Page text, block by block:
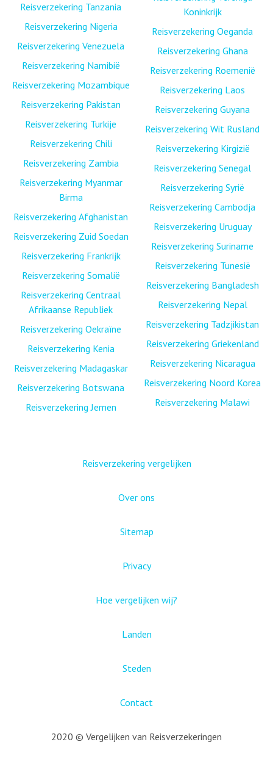
Reisverzekering Tanzania
Reisverzekering Nigeria
Reisverzekering Venezuela
Reisverzekering Namibië
Reisverzekering Mozambique
Reisverzekering Pakistan
Reisverzekering Turkije
Reisverzekering Chili
Reisverzekering Zambia
Reisverzekering Myanmar
Birma
Reisverzekering Afghanistan
Reisverzekering Zuid Soedan
Reisverzekering Frankrijk
Reisverzekering Somalië
Reisverzekering Centraal
Afrikaanse Republiek
Reisverzekering Oekraïne
Reisverzekering Kenia
Reisverzekering Madagaskar
Reisverzekering Botswana
Reisverzekering Jemen
Koninkrijk
Reisverzekering Oeganda
Reisverzekering Ghana
Reisverzekering Roemenië
Reisverzekering Laos
Reisverzekering Guyana
Reisverzekering Wit Rusland
Reisverzekering Kirgizië
Reisverzekering Senegal
Reisverzekering Syrië
Reisverzekering Cambodja
Reisverzekering Uruguay
Reisverzekering Suriname
Reisverzekering Tunesië
Reisverzekering Bangladesh
Reisverzekering Nepal
Reisverzekering Tadzjikistan
Reisverzekering Griekenland
Reisverzekering Nicaragua
Reisverzekering Noord Korea
Reisverzekering Malawi
Reisverzekering vergelijken
Over ons
Sitemap
Privacy
Hoe vergelijken wij?
Landen
Steden
Contact
2020 © Vergelijken van Reisverzekeringen